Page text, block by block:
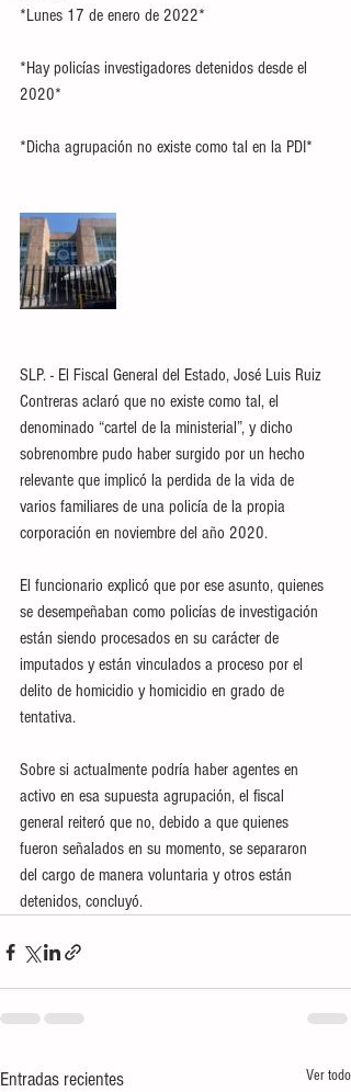
*Lunes 17 de enero de 2022*
*Hay policías investigadores detenidos desde el
2020*
*Dicha agrupación no existe como tal en la PDI*
SLP. - El Fiscal General del Estado, José Luis Ruiz
Contreras aclaró que no existe como tal, el
denominado “cartel de la ministerial”, y dicho
sobrenombre pudo haber surgido por un hecho
relevante que implicó la perdida de la vida de
varios familiares de una policía de la propia
corporación en noviembre del año 2020.
El funcionario explicó que por ese asunto, quienes
se desempeñaban como policías de investigación
están siendo procesados en su carácter de
imputados y están vinculados a proceso por el
delito de homicidio y homicidio en grado de
tentativa.
Sobre si actualmente podría haber agentes en
activo en esa supuesta agrupación, el fiscal
general reiteró que no, debido a que quienes
fueron señalados en su momento, se separaron
del cargo de manera voluntaria y otros están
detenidos, concluyó.
Entradas recientes Ver todo